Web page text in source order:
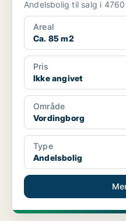
Andelsbolig til salg i
Areal
Ca. 85 m2
Pris
Ikke angivet
Område
Vordingborg
Type
Andelsbolig